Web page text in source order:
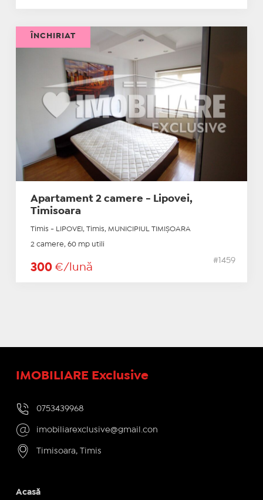
Apartament 2 camere - Lipovei,
Timisoara
Timis - LIPOVEI, Timis, MUNICIPIUL TIMIŞOARA
2 camere, 60 mp utili
300 €/lună
#1459
ÎNCHIRIAT
IMOBILIARE Exclusive
0753439968
imobiliarexclusive@gmail.con
Timisoara, Timis
Acasă